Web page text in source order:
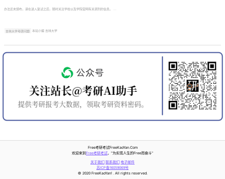
办法还未颁布，请在进入复试之后，随时关注学校以及学院官网有关调剂的信息。 ...
吉林大学考研问题 本站小编 吉林大学
Free考研考试FreeKaoYan.Com
欢迎来到 Free考研考试，"为实现人生的Free而奋斗"
关于我们 联系我们 电子邮件
苏ICP备16059069号
© 2020 FreeKaoYan! . All rights reserved.